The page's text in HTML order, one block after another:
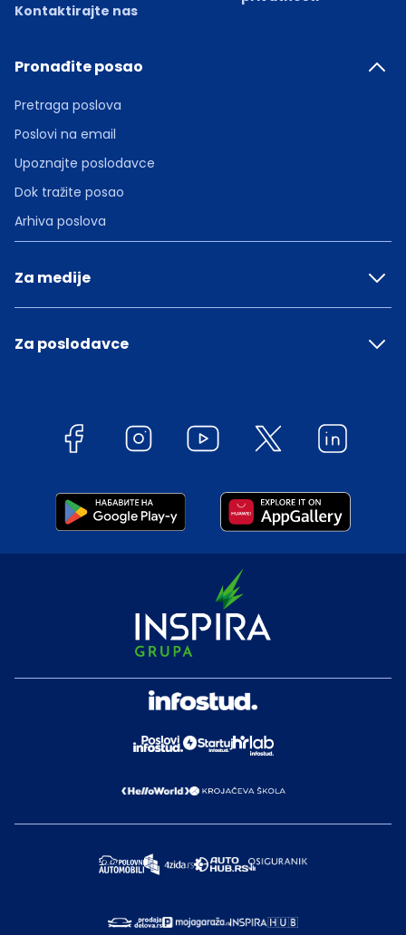
Kontaktirajte nas
Pronađite posao
Pretraga poslova
Poslovi na email
Upoznajte poslodavce
Dok tražite posao
Arhiva poslova
Za medije
Za poslodavce